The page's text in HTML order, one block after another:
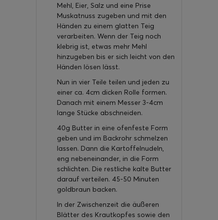
Mehl, Eier, Salz und eine Prise
Muskatnuss zugeben und mit den
Händen zu einem glatten Teig
verarbeiten. Wenn der Teig noch
klebrig ist, etwas mehr Mehl
hinzugeben bis er sich leicht von den
Händen lösen lässt.
Nun in vier Teile teilen und jeden zu
einer ca. 4cm dicken Rolle formen.
Danach mit einem Messer 3-4cm
lange Stücke abschneiden.
40g Butter in eine ofenfeste Form
geben und im Backrohr schmelzen
lassen. Dann die Kartoffelnudeln,
eng nebeneinander, in die Form
schlichten. Die restliche kalte Butter
darauf verteilen. 45-50 Minuten
goldbraun backen.
In der Zwischenzeit die äußeren
Blätter des Krautkopfes sowie den